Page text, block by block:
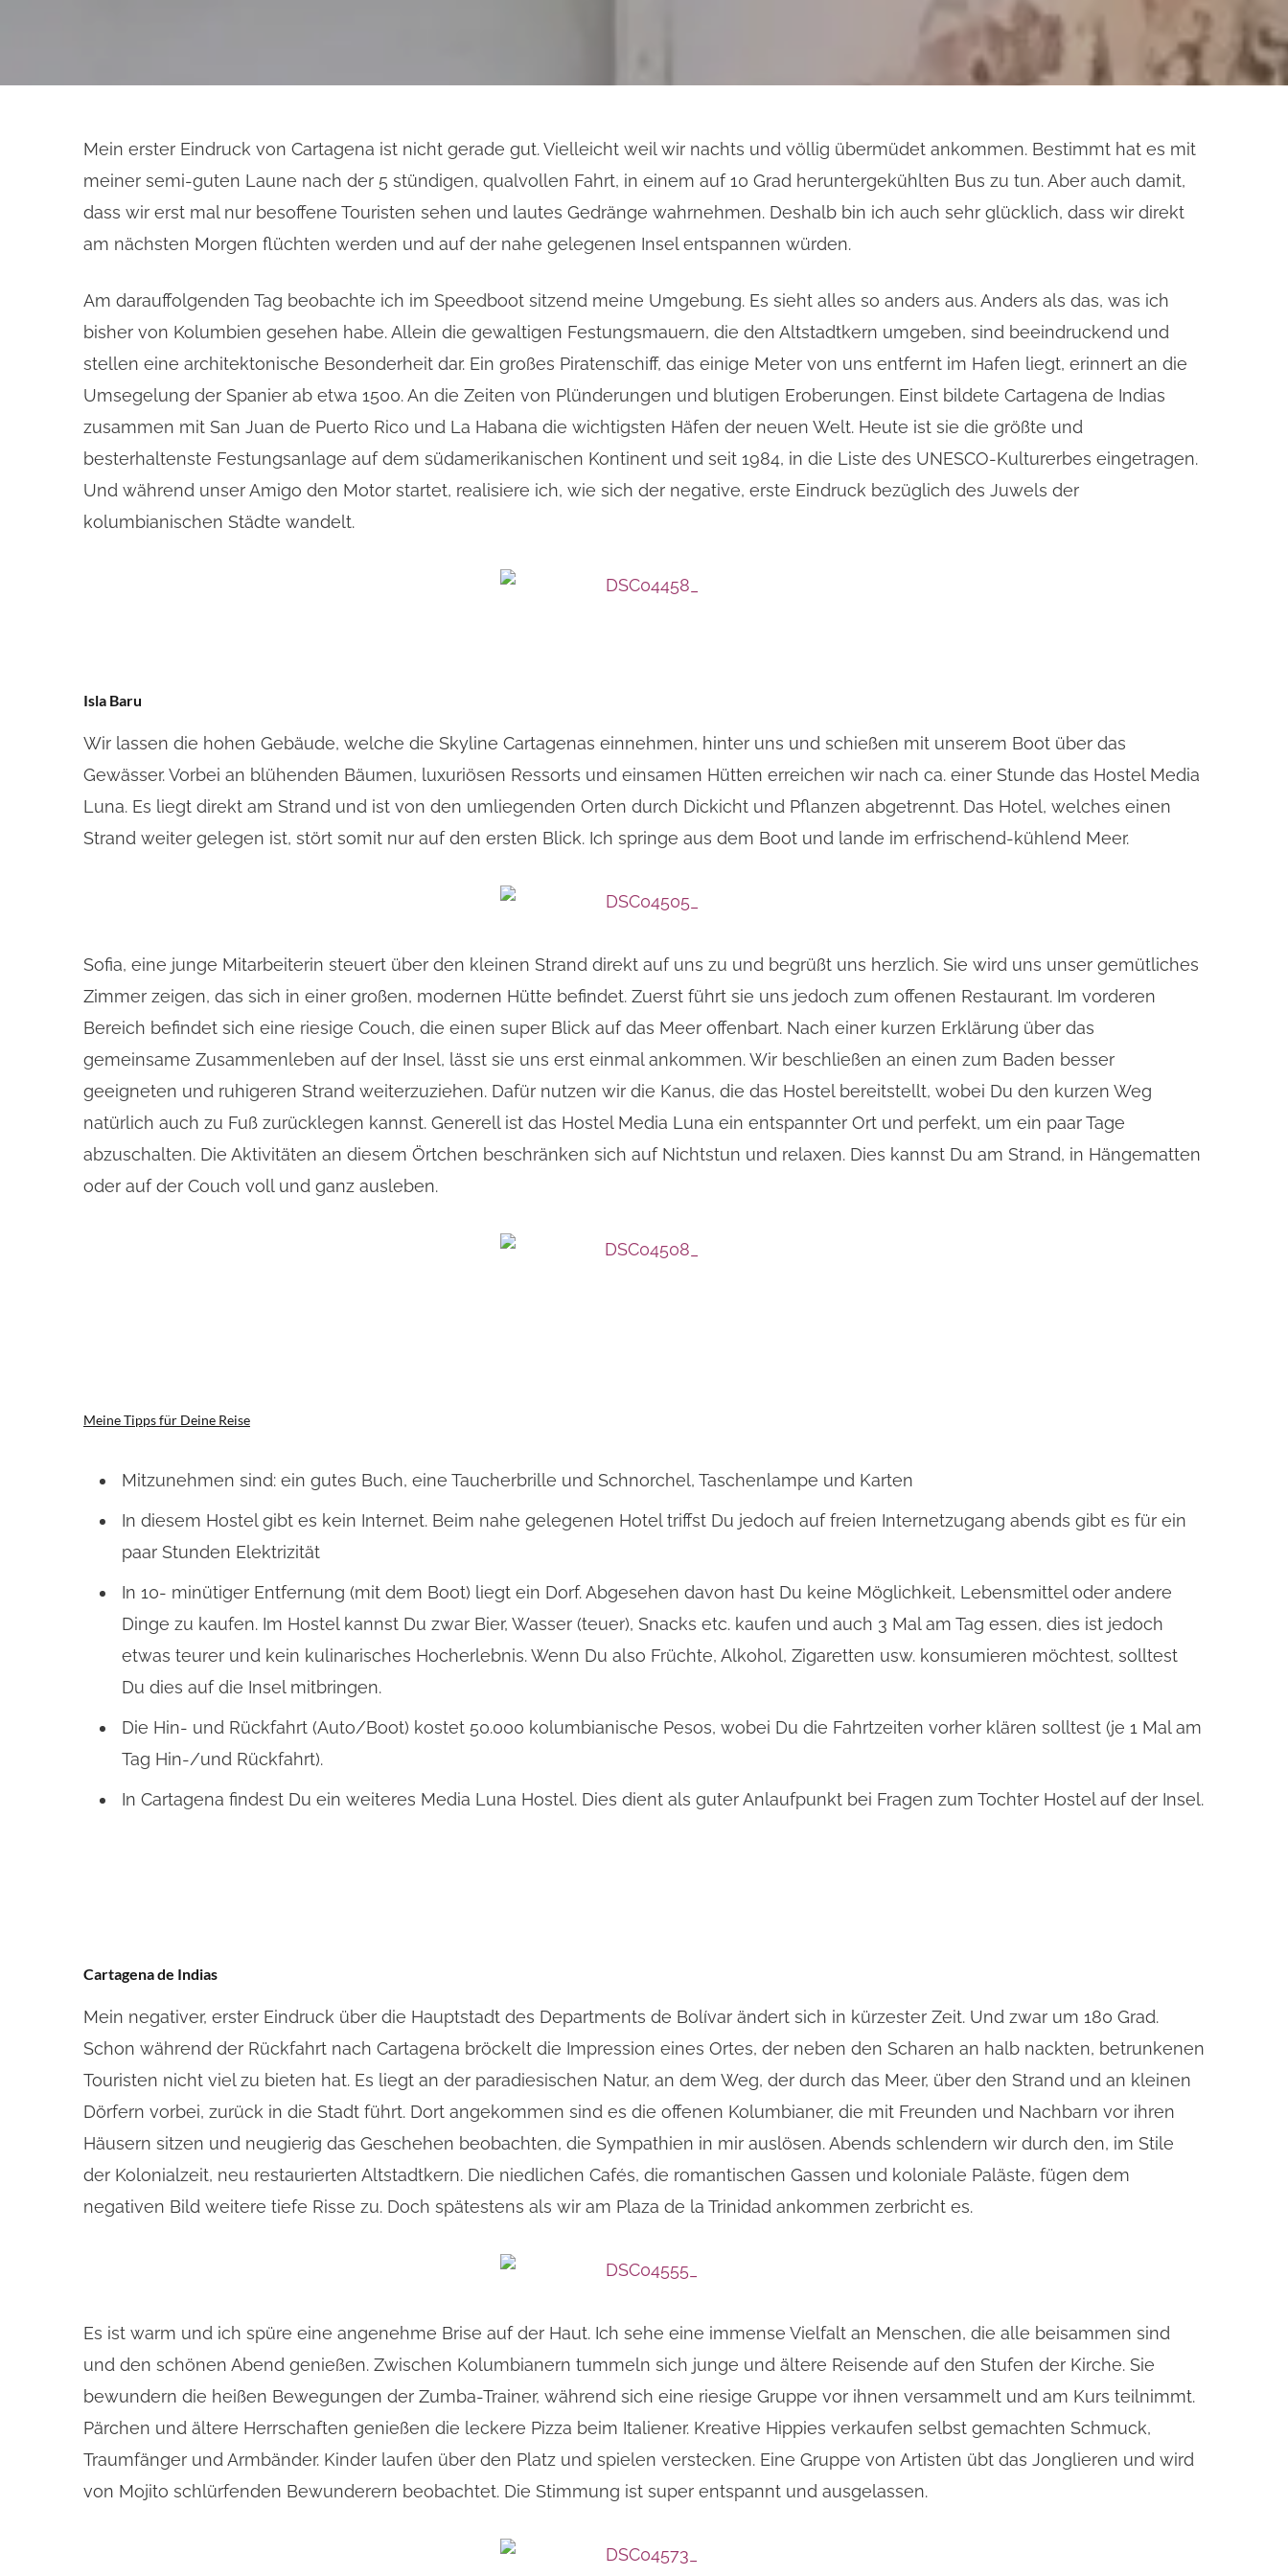
Mein erster Eindruck von Cartagena ist nicht gerade gut. Vielleicht weil wir nachts und völlig übermüdet ankommen. Bestimmt hat es mit
meiner semi-guten Laune nach der 5 stündigen, qualvollen Fahrt, in einem auf 10 Grad heruntergekühlten Bus zu tun. Aber auch damit,
dass wir erst mal nur besoffene Touristen sehen und lautes Gedränge wahrnehmen. Deshalb bin ich auch sehr glücklich, dass wir direkt
am nächsten Morgen flüchten werden und auf der nahe gelegenen Insel entspannen würden.
Am darauffolgenden Tag beobachte ich im Speedboot sitzend meine Umgebung. Es sieht alles so anders aus. Anders als das, was ich
bisher von Kolumbien gesehen habe. Allein die gewaltigen Festungsmauern, die den Altstadtkern umgeben, sind beeindruckend und
stellen eine architektonische Besonderheit dar. Ein großes Piratenschiff, das einige Meter von uns entfernt im Hafen liegt, erinnert an die
Umsegelung der Spanier ab etwa 1500. An die Zeiten von Plünderungen und blutigen Eroberungen. Einst bildete Cartagena de Indias
zusammen mit San Juan de Puerto Rico und La Habana die wichtigsten Häfen der neuen Welt. Heute ist sie die größte und
besterhaltenste Festungsanlage auf dem südamerikanischen Kontinent und seit 1984, in die Liste des UNESCO-Kulturerbes eingetragen.
Und während unser Amigo den Motor startet, realisiere ich, wie sich der negative, erste Eindruck bezüglich des Juwels der
kolumbianischen Städte wandelt.
Isla Baru
Wir lassen die hohen Gebäude, welche die Skyline Cartagenas einnehmen, hinter uns und schießen mit unserem Boot über das
Gewässer. Vorbei an blühenden Bäumen, luxuriösen Ressorts und einsamen Hütten erreichen wir nach ca. einer Stunde das Hostel Media
Luna. Es liegt direkt am Strand und ist von den umliegenden Orten durch Dickicht und Pflanzen abgetrennt. Das Hotel, welches einen
Strand weiter gelegen ist, stört somit nur auf den ersten Blick. Ich springe aus dem Boot und lande im erfrischend-kühlend Meer.
Sofia, eine junge Mitarbeiterin steuert über den kleinen Strand direkt auf uns zu und begrüßt uns herzlich. Sie wird uns unser gemütliches
Zimmer zeigen, das sich in einer großen, modernen Hütte befindet. Zuerst führt sie uns jedoch zum offenen Restaurant. Im vorderen
Bereich befindet sich eine riesige Couch, die einen super Blick auf das Meer offenbart. Nach einer kurzen Erklärung über das
gemeinsame Zusammenleben auf der Insel, lässt sie uns erst einmal ankommen. Wir beschließen an einen zum Baden besser
geeigneten und ruhigeren Strand weiterzuziehen. Dafür nutzen wir die Kanus, die das Hostel bereitstellt, wobei Du den kurzen Weg
natürlich auch zu Fuß zurücklegen kannst. Generell ist das Hostel Media Luna ein entspannter Ort und perfekt, um ein paar Tage
abzuschalten. Die Aktivitäten an diesem Örtchen beschränken sich auf Nichtstun und relaxen. Dies kannst Du am Strand, in Hängematten
oder auf der Couch voll und ganz ausleben.
Meine Tipps für Deine Reise
Mitzunehmen sind: ein gutes Buch, eine Taucherbrille und Schnorchel, Taschenlampe und Karten
In diesem Hostel gibt es kein Internet. Beim nahe gelegenen Hotel triffst Du jedoch auf freien Internetzugang abends gibt es für ein
paar Stunden Elektrizität
In 10- minütiger Entfernung (mit dem Boot) liegt ein Dorf. Abgesehen davon hast Du keine Möglichkeit, Lebensmittel oder andere
Dinge zu kaufen. Im Hostel kannst Du zwar Bier, Wasser (teuer), Snacks etc. kaufen und auch 3 Mal am Tag essen, dies ist jedoch
etwas teurer und kein kulinarisches Hocherlebnis. Wenn Du also Früchte, Alkohol, Zigaretten usw. konsumieren möchtest, solltest
Du dies auf die Insel mitbringen.
Die Hin- und Rückfahrt (Auto/Boot) kostet 50.000 kolumbianische Pesos, wobei Du die Fahrtzeiten vorher klären solltest (je 1 Mal am
Tag Hin-/und Rückfahrt).
In Cartagena findest Du ein weiteres Media Luna Hostel. Dies dient als guter Anlaufpunkt bei Fragen zum Tochter Hostel auf der Insel.
Cartagena de Indias
Mein negativer, erster Eindruck über die Hauptstadt des Departments de Bolívar ändert sich in kürzester Zeit. Und zwar um 180 Grad.
Schon während der Rückfahrt nach Cartagena bröckelt die Impression eines Ortes, der neben den Scharen an halb nackten, betrunkenen
Touristen nicht viel zu bieten hat. Es liegt an der paradiesischen Natur, an dem Weg, der durch das Meer, über den Strand und an kleinen
Dörfern vorbei, zurück in die Stadt führt. Dort angekommen sind es die offenen Kolumbianer, die mit Freunden und Nachbarn vor ihren
Häusern sitzen und neugierig das Geschehen beobachten, die Sympathien in mir auslösen. Abends schlendern wir durch den, im Stile
der Kolonialzeit, neu restaurierten Altstadtkern. Die niedlichen Cafés, die romantischen Gassen und koloniale Paläste, fügen dem
negativen Bild weitere tiefe Risse zu. Doch spätestens als wir am Plaza de la Trinidad ankommen zerbricht es.
Es ist warm und ich spüre eine angenehme Brise auf der Haut. Ich sehe eine immense Vielfalt an Menschen, die alle beisammen sind
und den schönen Abend genießen. Zwischen Kolumbianern tummeln sich junge und ältere Reisende auf den Stufen der Kirche. Sie
bewundern die heißen Bewegungen der Zumba-Trainer, während sich eine riesige Gruppe vor ihnen versammelt und am Kurs teilnimmt.
Pärchen und ältere Herrschaften genießen die leckere Pizza beim Italiener. Kreative Hippies verkaufen selbst gemachten Schmuck,
Traumfänger und Armbänder. Kinder laufen über den Platz und spielen verstecken. Eine Gruppe von Artisten übt das Jonglieren und wird
von Mojito schlürfenden Bewunderern beobachtet. Die Stimmung ist super entspannt und ausgelassen.